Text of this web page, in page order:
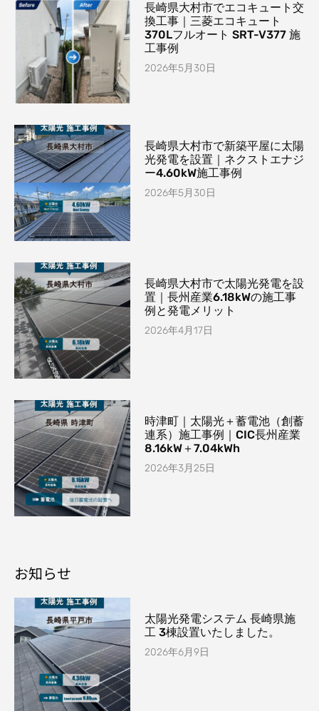
長崎県大村市でエコキュート交
換工事｜三菱エコキュート
370Lフルオート SRT-V377 施
工事例
2026年5月30日
長崎県大村市で新築平屋に太陽
光発電を設置｜ネクストエナジ
ー4.60kW施工事例
2026年5月30日
長崎県大村市で太陽光発電を設
置｜長州産業6.18kWの施工事
例と発電メリット
2026年4月17日
時津町｜太陽光＋蓄電池（創蓄
連系）施工事例｜CIC長州産業
8.16kW＋7.04kWh
2026年3月25日
お知らせ
太陽光発電システム 長崎県施
工 3棟設置いたしました。
2026年6月9日